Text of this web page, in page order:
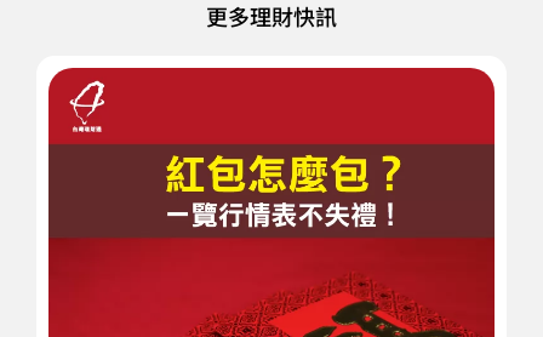
更多理財快訊